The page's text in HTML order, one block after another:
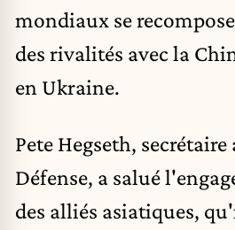
mondiaux se
des rivalités avec la
en Ukraine.
Pete Hegseth,
Défense, a salué
des alliés asiatiques,